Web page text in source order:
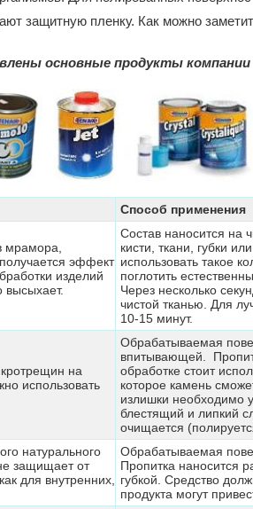
защитную пленку. Как можно
основные продукты компании
Способ применения
мрамора,
эффект
изделий
высыхает.
Состав наносится на
кисти, ткани, губки
использовать такое
поглотить
Через несколько
чистой тканью. Для
10-15 минут.
на
использовать
Обрабатываемая
впитывающей.
обработке стоит
которое камень
излишки необходимо
блестящий и липкий
очищается
натурального
защищает от
для внутренних,
Обрабатываемая
Пропитка наносится
губкой. Средство
продукта могут